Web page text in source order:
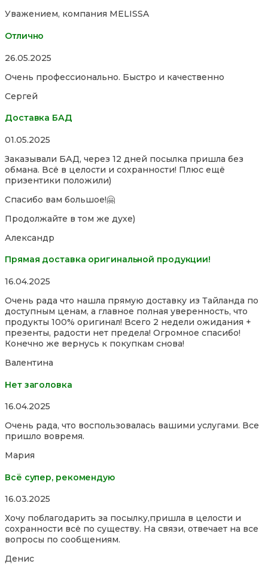
Уважением, компания MELISSA
Отлично
Rated
out
5
26.05.2025
Очень профессионально. Быстро и качественно
Сергей
Доставка БАД
Rated
out
of
5
01.05.2025
Заказывали БАД, через 12 дней посылка пришла без
обмана. Всё в целости и сохранности! Плюс ещё
призентики положили)
Спасибо вам большое!🤗
Продолжайте в том же духе)
Александр
Прямая доставка оригинальной продукции!
Rated
out
of
5
16.04.2025
Очень рада что нашла прямую доставку из Тайланда по
доступным ценам, а главное полная уверенность, что
продукты 100% оригинал! Всего 2 недели ожидания +
презенты, радости нет предела! Огромное спасибо!
Конечно же вернусь к покупкам снова!
Валентина
Нет заголовка
Rated
out
of
16.04.2025
Очень рада, что воспользовалась вашими услугами. Все
пришло вовремя.
Мария
Всё супер, рекомендую
Rated
out
of
5
16.03.2025
Хочу поблагодарить за посылку,пришла в целости и
сохранности всё по существу. На связи, отвечает на все
вопросы по сообщениям.
Денис